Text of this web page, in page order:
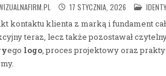
17 STYCZNIA, 2026
kontaktu klienta z marką i fundament
teraz, lecz także pozostawał
ego logo, proces projektowy oraz